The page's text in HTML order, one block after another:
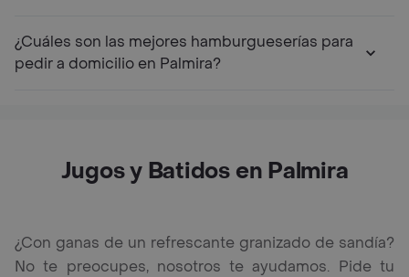
¿Cuáles son las mejores hamburgueserías para
pedir a domicilio en Palmira?
Jugos y Batidos en Palmira
¿Con ganas de un refrescante granizado de sandía?
No te preocupes, nosotros te ayudamos. Pide tu